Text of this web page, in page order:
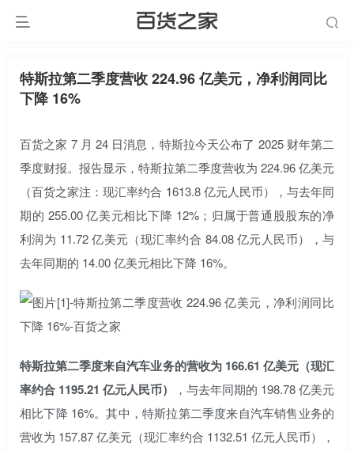
特斯拉第二季度营收 224.96 亿美元，净利润同比
下降 16%
百货之家 7 月 24 日消息， 特斯拉今天公布了 2025 财年第二
季度财报。报告显示，特斯拉第二季度营收为 224.96 亿美元
（百货之家注：现汇率约合 1613.8 亿元人民币），与去年同
期的 255.00 亿美元相比下降 12%；归属于普通股股东的净
利润为 11.72 亿美元（现汇率约合 84.08 亿元人民币），与
去年同期的 14.00 亿美元相比下降 16%。
特斯拉第二季度来自汽车业务的营收为 166.61 亿美元（现汇
率约合 1195.21 亿元人民币）
，与去年同期的 198.78 亿美元
相比下降 16%。其中，特斯拉第二季度来自汽车销售业务的
营收为 157.87 亿美元（现汇率约合 1132.51 亿元人民币），